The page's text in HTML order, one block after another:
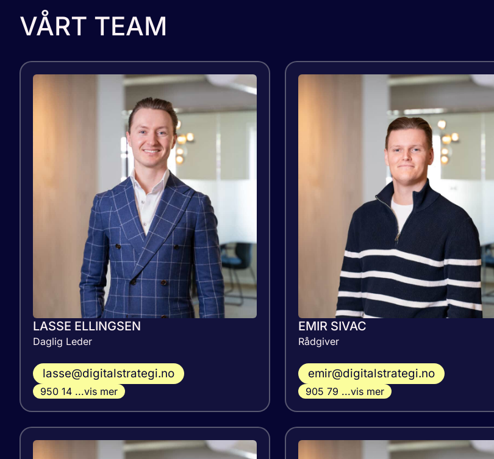
VÅRT TEAM
LASSE ELLINGSEN
Daglig Leder
lasse@digitalstrategi.no
950 14 ...vis mer
EMIR SIVAC
Rådgiver
emir@digitalstrategi.no
905 79 ...vis mer